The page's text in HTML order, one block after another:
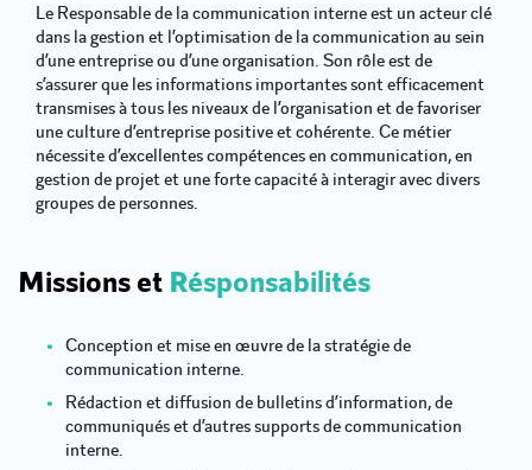
Le Responsable de la communication interne est un acteur clé
dans la gestion et l’optimisation de la communication au sein
d’une entreprise ou d’une organisation. Son rôle est de
s’assurer que les informations importantes sont efficacement
transmises à tous les niveaux de l’organisation et de favoriser
une culture d’entreprise positive et cohérente. Ce métier
nécessite d’excellentes compétences en communication, en
gestion de projet et une forte capacité à interagir avec divers
groupes de personnes.
Missions et Résponsabilités
Conception et mise en œuvre de la stratégie de
communication interne.
Rédaction et diffusion de bulletins d’information, de
communiqués et d’autres supports de communication
interne.